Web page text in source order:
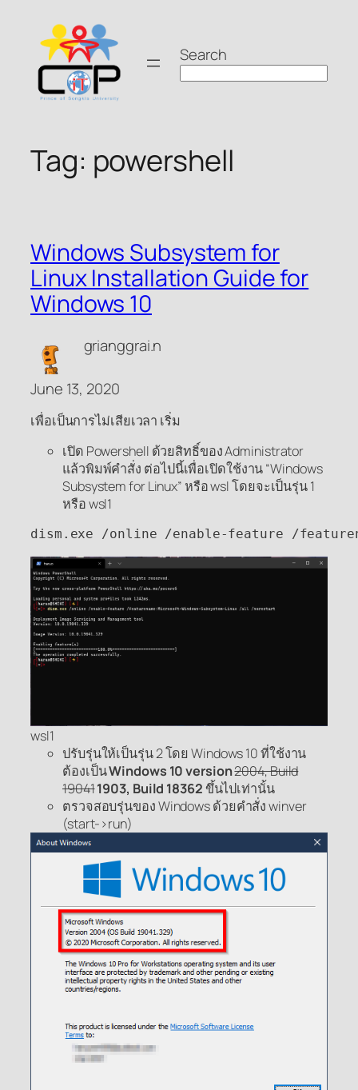
content
Search
Tag: powershell
Windows Subsystem for
Linux Installation Guide for
Windows 10
grianggrai.n
June 13, 2020
เพื่อเป็นการไม่เสียเวลา เริ่ม
เปิด Powershell ด้วยสิทธิ์ของ Administrator
แล้วพิมพ์คำสั่ง ต่อไปนี้เพื่อเปิดใช้งาน “Windows
Subsystem for Linux” หรือ wsl โดยจะเป็นรุ่น 1
หรือ wsl1
dism.exe /online /enable-feature /
wsl1
ปรับรุ่นให้เป็นรุ่น 2 โดย Windows 10 ที่ใช้งาน
ต้องเป็นWindows 10 version2004, Build
190411903, Build 18362ขึ้นไปเท่านั้น
ตรวจสอบรุ่นของ Windows ด้วยคำสั่ง winver
(start->run)